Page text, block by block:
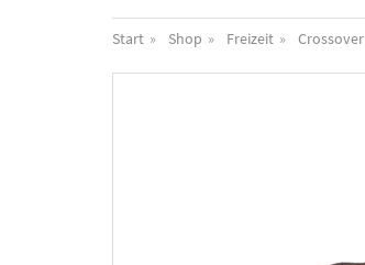
Start Shop Freizeit Crossover